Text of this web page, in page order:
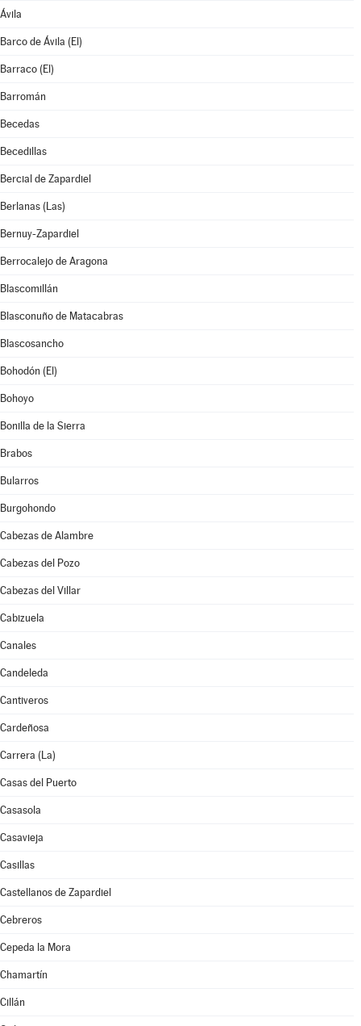
Ávila
Barco de Ávila (El)
Barraco (El)
Barromán
Becedas
Becedillas
Bercial de Zapardiel
Berlanas (Las)
Bernuy-Zapardiel
Berrocalejo de Aragona
Blascomillán
Blasconuño de Matacabras
Blascosancho
Bohodón (El)
Bohoyo
Bonilla de la Sierra
Brabos
Bularros
Burgohondo
Cabezas de Alambre
Cabezas del Pozo
Cabezas del Villar
Cabizuela
Canales
Candeleda
Cantiveros
Cardeñosa
Carrera (La)
Casas del Puerto
Casasola
Casavieja
Casillas
Castellanos de Zapardiel
Cebreros
Cepeda la Mora
Chamartín
Cillán